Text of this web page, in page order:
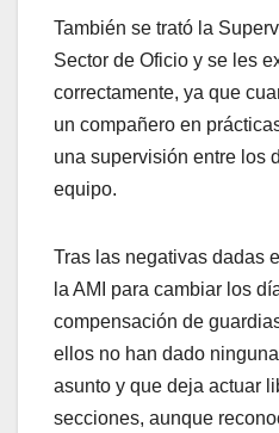
También se trató la
Sector de Oficio y se les
correctamente, ya que
un compañero en
una supervisión entre los
equipo.
Tras las negativas dadas
la AMI para cambiar los
compensación de
ellos no han dado
asunto y que deja actuar
secciones, aunque